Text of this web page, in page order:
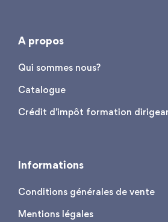
A propos
Qui sommes nous?
Catalogue
Crédit d'impôt formation
Informations
Conditions générales de vente
Mentions légales